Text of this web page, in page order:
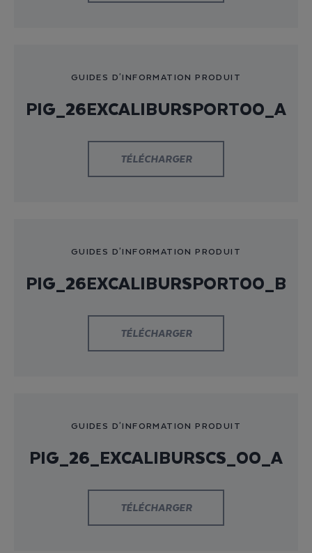
GUIDES D'INFORMATION PRODUIT
PIG_26EXCALIBURSPORT00_A
TÉLÉCHARGER
GUIDES D'INFORMATION PRODUIT
PIG_26EXCALIBURSPORT00_B
TÉLÉCHARGER
GUIDES D'INFORMATION PRODUIT
PIG_26_EXCALIBURSCS_00_A
TÉLÉCHARGER